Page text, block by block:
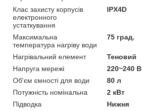
Клас захисту корпусів
електронного
устаткування
IPX4D
Максимальна
температура нагріву води
75 град.
Нагрівальний елемент
Теновий
Напруга мережі
220~240 В
Об'єм ємності для води
80 л
Потужність номінальна
2 кВт
Підводка
Нижня